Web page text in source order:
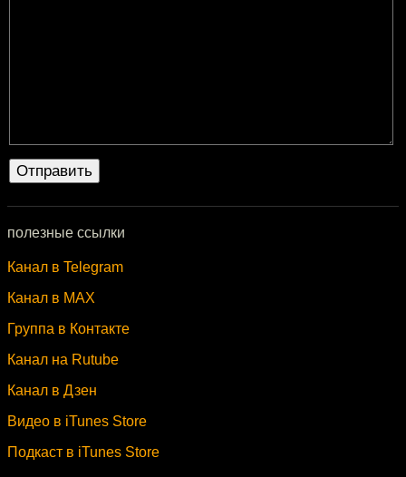
полезные ссылки
Канал в Telegram
Канал в MAX
Группа в Контакте
Канал на Rutube
Канал в Дзен
Видео в iTunes Store
Подкаст в iTunes Store